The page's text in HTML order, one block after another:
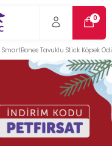
0
SmartBones Tavuklu Stick Köpek